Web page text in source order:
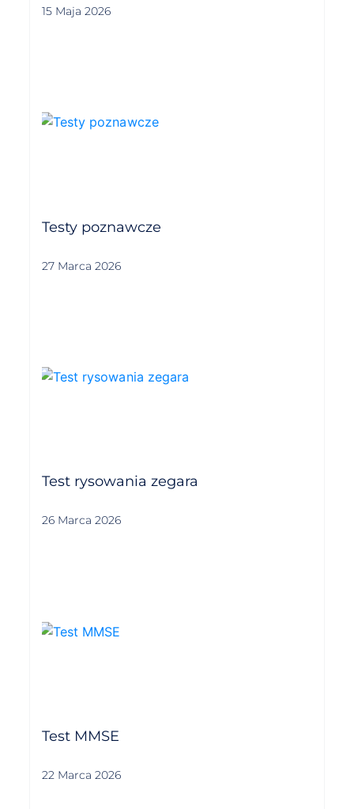
15 Maja 2026
Testy poznawcze
27 Marca 2026
Test rysowania zegara
26 Marca 2026
Test MMSE
22 Marca 2026